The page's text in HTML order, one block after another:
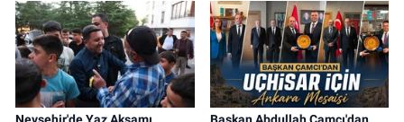
Nevşehir'de Yaz Akşamı
Başkan Abdullah Çamcı'dan